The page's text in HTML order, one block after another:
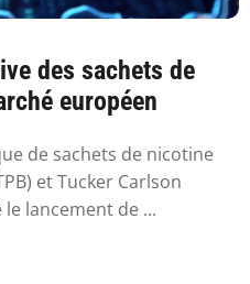
des sachets de
européen
de sachets de nicotine
et Tucker Carlson
lancement de ...